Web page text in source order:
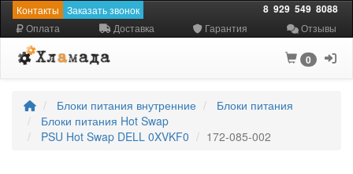
Контакты Заказать звонок 8 929 549 8088
Оплата Доставка Гарантия Отзывы
0
Блоки питания внутренние
Блоки питания
Блоки питания Hot Swap
PSU Hot Swap DELL 0XVKF0
172-085-002